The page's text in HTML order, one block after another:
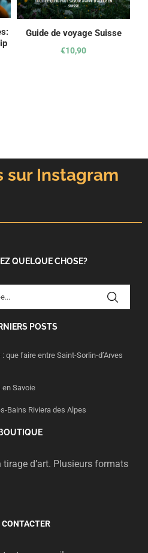
Guide de voyage Suisse
€10,90
sur Instagram
QUELQUE CHOSE?
POSTS
que faire entre Saint-Sorlin-d’Arves
Savoie
Bains Riviera des Alpes
tirage d’art. Plusieurs formats